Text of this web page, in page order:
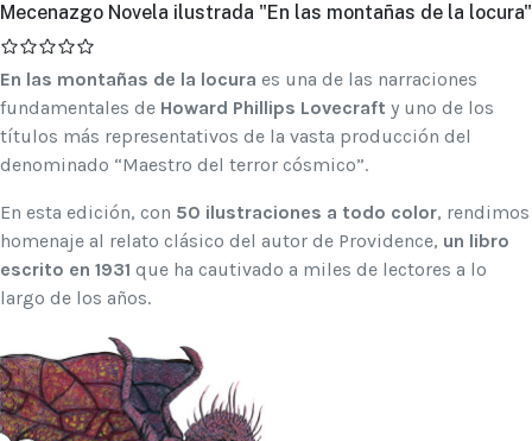
Mecenazgo Novela ilustrada "En las montañas de la locura"
En las montañas de la locura es una de las narraciones
fundamentales de Howard Phillips Lovecraft y uno de los
títulos más representativos de la vasta producción del
denominado “Maestro del terror cósmico”.
En esta edición, con 50 ilustraciones a todo color, rendimos
homenaje al relato clásico del autor de Providence, un libro
escrito en 1931 que ha cautivado a miles de lectores a lo
largo de los años.